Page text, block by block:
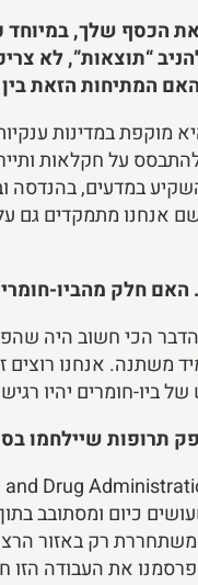
הכסף שלך,
“תוצאות”, לא
המתיחות הזאת
במדינות
שנים שהכלכלה לא יכולה
במדעים, בהנדסה
הטובות בעולם, שם
חלק מהביו-
הכי חשוב היה
חומרים יהיו
שיילחמו
כיום ומסתובב
רק באזור
פרסמנו את העבודה